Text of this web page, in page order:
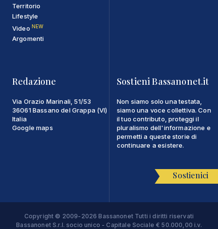
Territorio
Lifestyle
Video NEW
Argomenti
Redazione
Via Orazio Marinali, 51/53
36061 Bassano del Grappa (VI)
Italia
Google maps
Sostieni Bassanonet.it
Non siamo solo una testata,
siamo una voce collettiva. Con
il tuo contributo, proteggi il
pluralismo dell'informazione e
permetti a queste storie di
continuare a esistere.
Sostienici
Copyright © 2009-2026 Bassanonet Tutti i diritti riservati
Bassanonet S.r.l. socio unico - Capitale Sociale € 50.000,00 i.v.